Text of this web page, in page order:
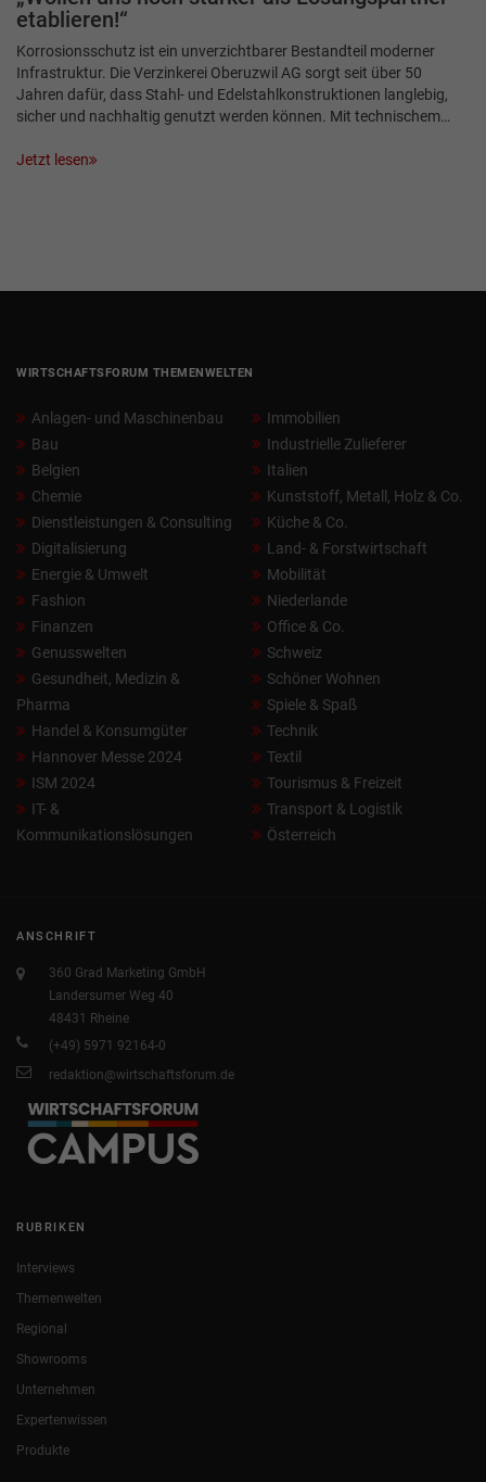
etablieren!“
Korrosionsschutz ist ein unverzichtbarer Bestandteil moderner
Infrastruktur. Die Verzinkerei Oberuzwil AG sorgt seit über 50
Jahren dafür, dass Stahl- und Edelstahlkonstruktionen langlebig,
sicher und nachhaltig genutzt werden können. Mit technischem…
Jetzt lesen
WIRTSCHAFTSFORUM THEMENWELTEN
Anlagen- und Maschinenbau
Bau
Belgien
Chemie
Dienstleistungen & Consulting
Digitalisierung
Energie & Umwelt
Fashion
Finanzen
Genusswelten
Gesundheit, Medizin &
Pharma
Handel & Konsumgüter
Hannover Messe 2024
ISM 2024
IT- &
Kommunikationslösungen
Immobilien
Industrielle Zulieferer
Italien
Kunststoff, Metall, Holz & Co.
Küche & Co.
Land- & Forstwirtschaft
Mobilität
Niederlande
Office & Co.
Schweiz
Schöner Wohnen
Spiele & Spaß
Technik
Textil
Tourismus & Freizeit
Transport & Logistik
Österreich
ANSCHRIFT
360 Grad Marketing GmbH
Landersumer Weg 40
48431 Rheine
(+49) 5971 92164-0
redaktion@wirtschaftsforum.de
RUBRIKEN
Interviews
Themenwelten
Regional
Showrooms
Unternehmen
Expertenwissen
Produkte